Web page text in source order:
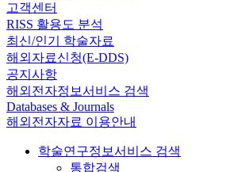
고객센터
RISS 활용도 분석
최신/인기 학술자료
해외자료신청(E-DDS)
공지사항
해외전자정보서비스 검색
Databases & Journals
해외전자자료 이용안내
학술연구정보서비스 검색
통합검색